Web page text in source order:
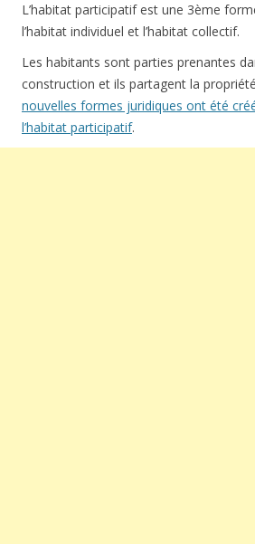
L’habitat participatif est une 3ème
l’habitat individuel et l’habitat collectif.
Les habitants sont parties prenantes
construction et ils partagent la
nouvelles formes juridiques ont été
l’habitat participatif.